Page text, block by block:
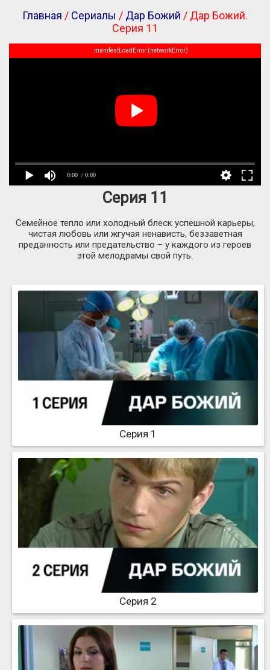
Главная / Сериалы / Дар Божий / Дар Божий.
Серия 11
0:00 / 0:00
manifestLoadError (networkError)
Серия 11
Семейное тепло или холодный блеск успешной карьеры,
чистая любовь или жгучая ненависть, беззаветная
преданность или предательство – у каждого из героев
этой мелодрамы свой путь.
Серия 1
Серия 2